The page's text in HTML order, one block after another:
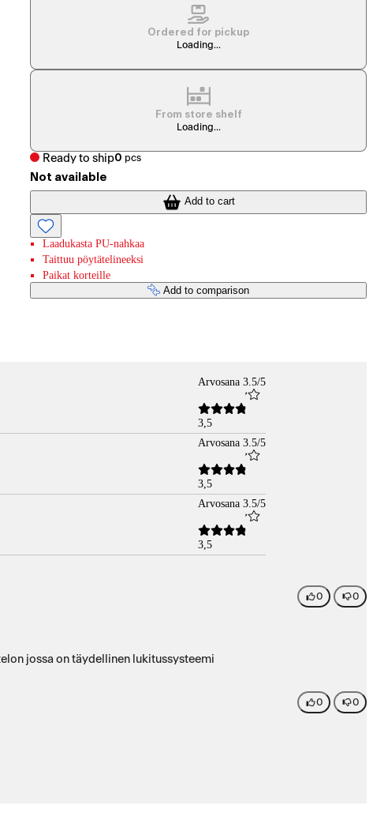
Ordered for pickup
Loading...
From store shelf
Loading...
Ready to ship0 pcs
Not available
Add to cart
Laadukasta PU-nahkaa
Taittuu pöytätelineeksi
Paikat korteille
Add to comparison
Arvosana 3.5/5
3,5
Arvosana 3.5/5
3,5
Arvosana 3.5/5
3,5
0 0
Hyvä hinta-laatusuhde. Ainut miinus lukitussysteemistä. Suljettaessa ei oikein kiinnity kunnolla. Tosin harvoin taitaa löytää suojakotelon jossa on täydellinen lukitussysteemi
0 0